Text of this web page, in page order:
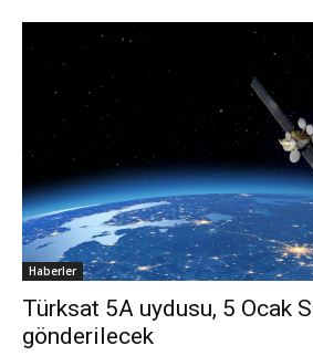
Haberler
Türksat 5A uydusu, 5 Ocak
gönderilecek